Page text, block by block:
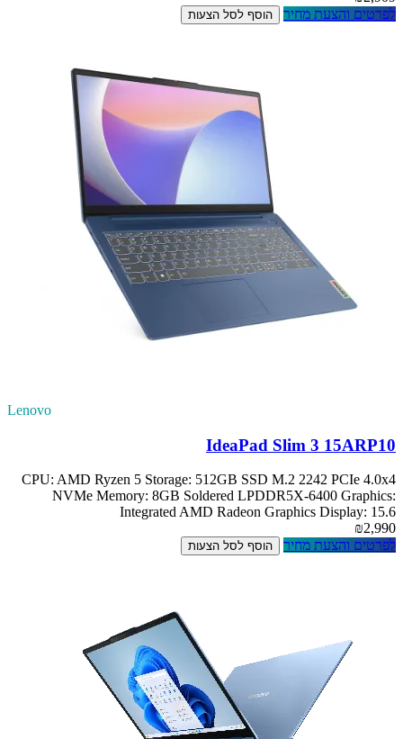
לפרטים והצעת מחיר
הוסף לסל הצעות
Lenovo
IdeaPad Slim 3 15ARP10
CPU: AMD Ryzen 5 Storage: 512GB SSD M.2 2242 PCIe 4.0x4
NVMe Memory: 8GB Soldered LPDDR5X-6400 Graphics:
Integrated AMD Radeon Graphics Display: 15.6
₪2,990
לפרטים והצעת מחיר
הוסף לסל הצעות